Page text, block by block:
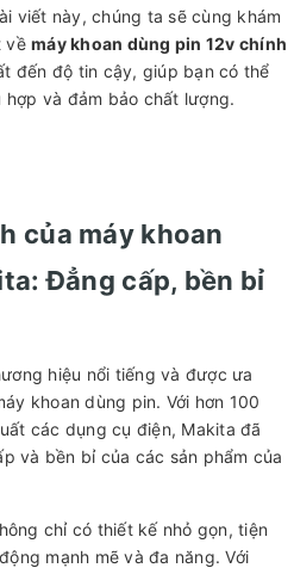
viết này, chúng ta sẽ cùng khám
về máy khoan dùng pin 12v chính
đến độ tin cậy, giúp bạn có thể
và đảm bảo chất lượng.
của máy khoan
Đẳng cấp, bền bỉ
hiệu nổi tiếng và được ưa
khoan dùng pin. Với hơn 100
các dụng cụ điện, Makita đã
và bền bỉ của các sản phẩm của
chỉ có thiết kế nhỏ gọn, tiện
mạnh mẽ và đa năng. Với